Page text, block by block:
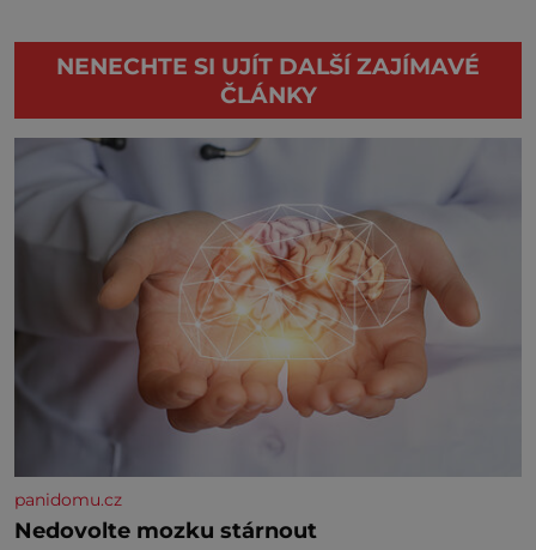
NENECHTE SI UJÍT DALŠÍ ZAJÍMAVÉ
ČLÁNKY
panidomu.cz
Nedovolte mozku stárnout